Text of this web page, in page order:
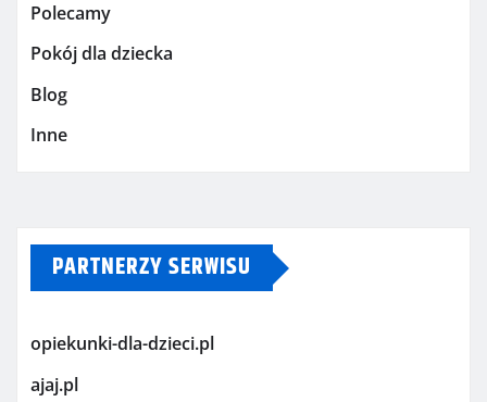
Polecamy
Pokój dla dziecka
Blog
Inne
PARTNERZY SERWISU
opiekunki-dla-dzieci.pl
ajaj.pl